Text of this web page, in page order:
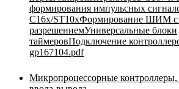
формирования импульсных
C16x/ST10xФормирование ШИМ
разрешениемУниверсальные блоки
таймеровПодключение
gp167104.pdf
Микропроцессорные